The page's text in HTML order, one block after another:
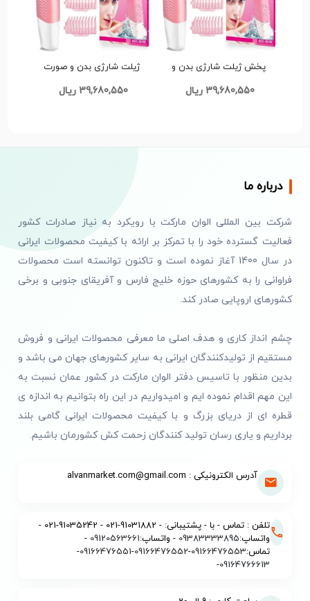
پخش ژیلت شارژی بدن و
1900 تک و عمده کد t132339,680,550 ریال
ژیلت شارژی بدن و صورت
و عمده کد t1322
39,680,550 ریال
درباره ما
شرکت بین المللی الوان مارکت با رویکرد به نیاز صادرات کشور
فعالیت گسترده خود را با تمرکز بر ارائه با کیفیت محصولات ایرانی
در سال 1400 آغاز نموده است و تاکنون توانسته است محصولات
فراوانی را به کشورهای حوزه خلیج فارس و آفریقای جنوبی و برخی
کشورهای اروپایی صادر کند.
چشم انداز کاری و هدف اصلی ما معرفی محصولات ایرانی و فروش
مستقیم از تولیدکنندگان ایرانی به سایر کشورهای جهان می باشد و
بدین منظور با تاسیس دفتر الوان مارکت در کشور عمان نسبت به
این مهم اقدام نموده ایم و امیدواریم در این راه بتوانیم به اندازه ی
قطره ای از دریای بزرگ و با کیفیت محصولات ایرانی گامی بلند
برداریم و یاری رسان تولید کنندگان زحمت کش کشورمان باشیم.
آدرس الکترونیکی : alvanmarket.com@gmail.com
تلفن : تماس - با - پشتیبانی: - 91031882-021 - 91035242-021 -
واتساپ:09383333895 - واتساپ:09120563661
-
تماس:09166476553
-
09166476552
-
09166476551
-
09164766613
-